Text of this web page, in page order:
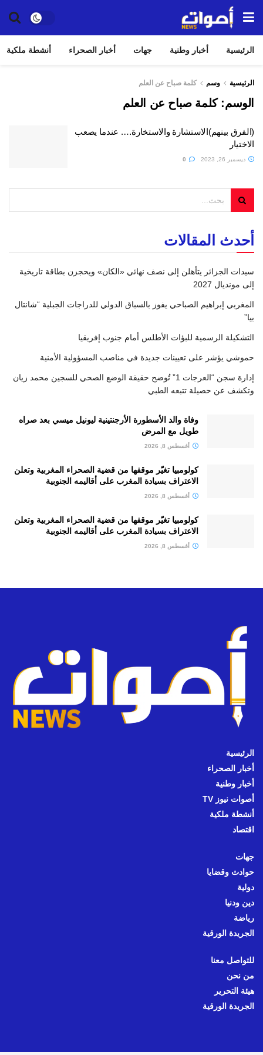
الرئيسية أخبار وطنية جهات أخبار الصحراء أنشطة ملكية
الرئيسية وسم كلمة صباح عن العلم
الوسم:كلمة صباح عن العلم
(الفرق بينهم)الاستشارة والاستخارة…. عندما يصعب
الاختيار
ديسمبر 26, 2023
أحدث المقالات
سيدات الجزائر يتأهلن إلى نصف نهائي «الكان» ويحجزن بطاقة تاريخية
إلى مونديال 2027
المغربي إبراهيم الصباحي يفوز بالسباق الدولي للدراجات الجبلية “شانتال
بيا”
التشكيلة الرسمية للبؤات الأطلس أمام جنوب إفريقيا
حموشي يؤشر على تعيينات جديدة في مناصب المسؤولية الأمنية
إدارة سجن “العرجات 1” تُوضح حقيقة الوضع الصحي للسجين محمد زيان
وتكشف عن حصيلة تتبعه الطبي
وفاة والد الأسطورة الأرجنتينية ليونيل ميسي بعد صراه
طويل مع المرض
أغسطس 8, 2026
كولومبيا تغيّر موقفها من قضية الصحراء المغربية وتعلن
الاعتراف بسيادة المغرب على أقاليمه الجنوبية
أغسطس 8, 2026
كولومبيا تغيّر موقفها من قضية الصحراء المغربية وتعلن
الاعتراف بسيادة المغرب على أقاليمه الجنوبية
أغسطس 8, 2026
الرئيسية
أخبار الصحراء
أخبار وطنية
أصوات نيوز TV
أنشطة ملكية
اقتصاد
جهات
حوادث وقضايا
دولية
دين ودنيا
رياضة
الجريدة الورقية
للتواصل معنا
من نحن
هيئة التحرير
الجريدة الورقية